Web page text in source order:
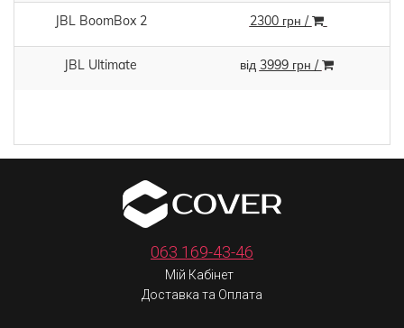
JBL BoomBox 2 2300 грн /
JBL Ultimate від 3999 грн /
063 169-43-46
Мій Кабінет
Доставка та Оплата